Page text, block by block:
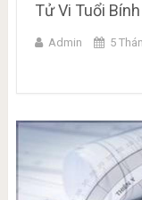
Tử Vi Tuổi
Admin 5